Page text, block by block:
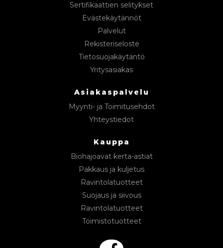
Sertifikaattien selitykset
Evästekäytännöt
Palvelut
Rekisteriseloste
Tietosuojakäytäntö
Yritysasiakas
Asiakaspalvelu
Myynti- ja Toimitusehdot
Yhteystiedot
Kauppa
Biohajoavat kerta-astiat
Pakkaus ja kuljetus
Ravintolatuotteet
Suojaus ja siivous
Ravintolatuotteet
Toimistotuotteet